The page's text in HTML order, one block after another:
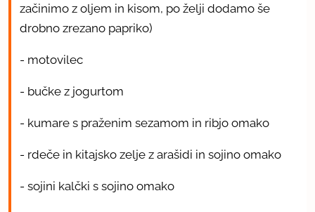
začinimo z oljem in kisom, po želji dodamo še
drobno zrezano papriko)
- motovilec
- bučke z jogurtom
- kumare s praženim sezamom in ribjo omako
- rdeče in kitajsko zelje z arašidi in sojino omako
- sojini kalčki s sojino omako